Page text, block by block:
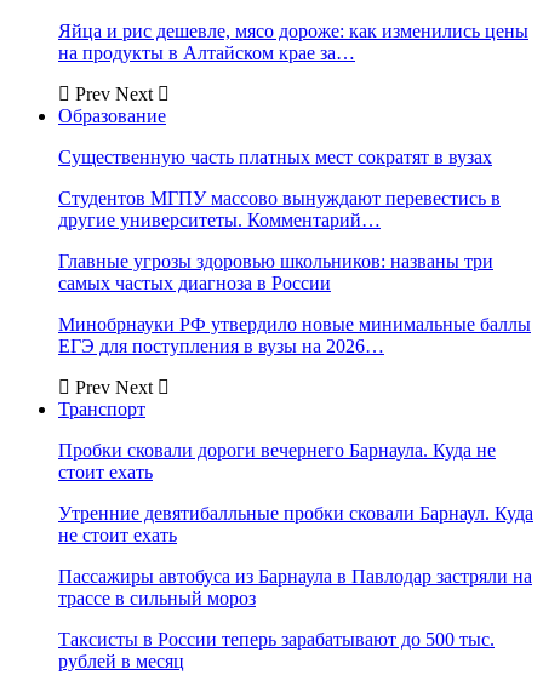
Яйца и рис дешевле, мясо дороже: как изменились цены
на продукты в Алтайском крае за…
Prev Next
Образование
Существенную часть платных мест сократят в вузах
Студентов МГПУ массово вынуждают перевестись в
другие университеты. Комментарий…
Главные угрозы здоровью школьников: названы три
самых частых диагноза в России
Минобрнауки РФ утвердило новые минимальные баллы
ЕГЭ для поступления в вузы на 2026…
Prev Next
Транспорт
Пробки сковали дороги вечернего Барнаула. Куда не
стоит ехать
Утренние девятибалльные пробки сковали Барнаул. Куда
не стоит ехать
Пассажиры автобуса из Барнаула в Павлодар застряли на
трассе в сильный мороз
Таксисты в России теперь зарабатывают до 500 тыс.
рублей в месяц